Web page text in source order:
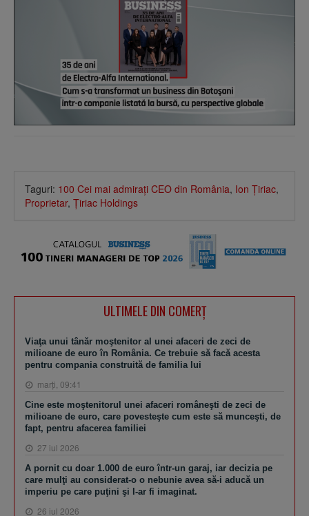
Taguri: 100 Cei mai admiraţi CEO din România, Ion Ţiriac,
Proprietar, Ţiriac Holdings
ULTIMELE DIN COMERȚ
Viaţa unui tânăr moştenitor al unei afaceri de zeci de
milioane de euro în România. Ce trebuie să facă acesta
pentru compania construită de familia lui
marţi, 09:41
Cine este moştenitorul unei afaceri româneşti de zeci de
milioane de euro, care povesteşte cum este să munceşti, de
fapt, pentru afacerea familiei
27 iul 2026
A pornit cu doar 1.000 de euro într-un garaj, iar decizia pe
care mulţi au considerat-o o nebunie avea să-i aducă un
imperiu pe care puţini şi l-ar fi imaginat.
26 iul 2026